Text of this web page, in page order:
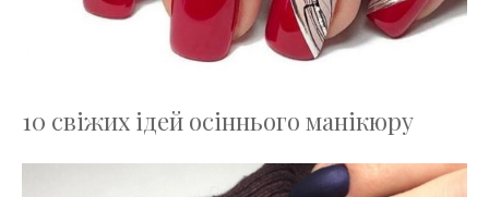
10 свіжих ідей осіннього манікюру